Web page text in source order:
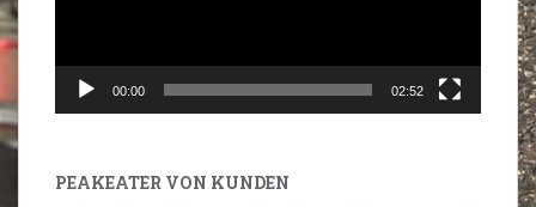
00:00 02:52
PEAKEATER VON KUNDEN